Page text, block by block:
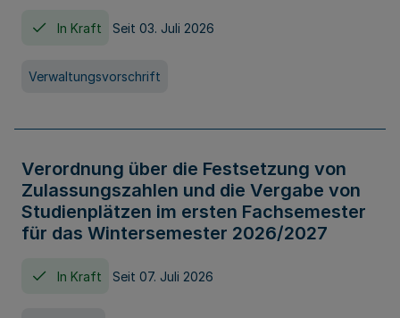
In Kraft Seit 03. Juli 2026
Verwaltungsvorschrift
Verordnung über die Festsetzung von
Zulassungszahlen und die Vergabe von
Studienplätzen im ersten Fachsemester
für das Wintersemester 2026/2027
In Kraft Seit 07. Juli 2026